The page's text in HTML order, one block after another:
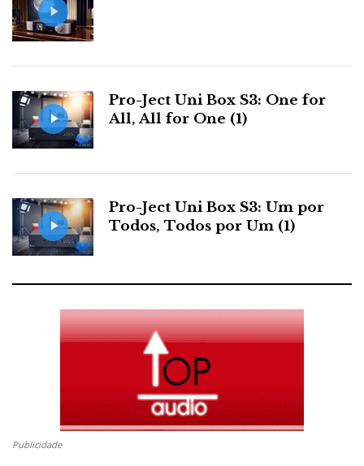
Pro-Ject Uni Box S3: One for
All, All for One (1)
Pro-Ject Uni Box S3: Um por
Todos, Todos por Um (1)
Publicidade